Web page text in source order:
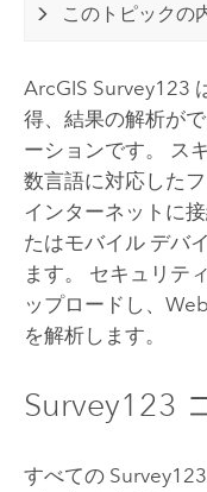
このトピックの
ArcGIS Survey123
得、結果の解析が
ーションです。 ス
数言語に対応した
インターネットに
たはモバイル デバ
ます。 セキュリテ
ップロードし、
を解析します。
Survey123
すべての Survey123